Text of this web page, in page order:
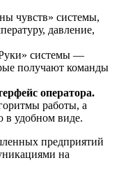
чувств» системы,
давление,
системы —
получают команды
оператора.
работы, а
удобном виде.
предприятий
на